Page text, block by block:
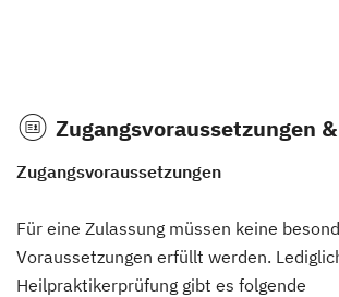
Zugangsvoraussetzungen
Zugangsvoraussetzungen
Für eine Zulassung müssen keine
Voraussetzungen erfüllt werden.
Heilpraktikerprüfung gibt es folgende